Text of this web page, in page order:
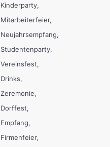
Kinderparty
Mitarbeiterfeier
Neujahrsempfang
Studentenparty
Vereinsfest
Drinks
Zeremonie
Dorffest
Empfang
Firmenfeier